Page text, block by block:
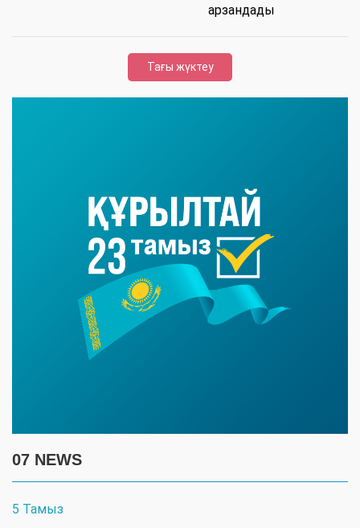
арзандады
Тағы жүктеу
07 NEWS
5 Тамыз